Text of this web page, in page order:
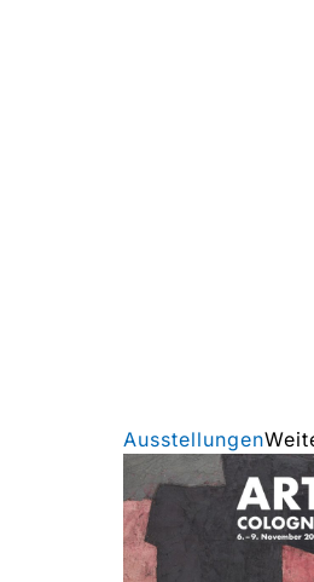
Ausstellungen